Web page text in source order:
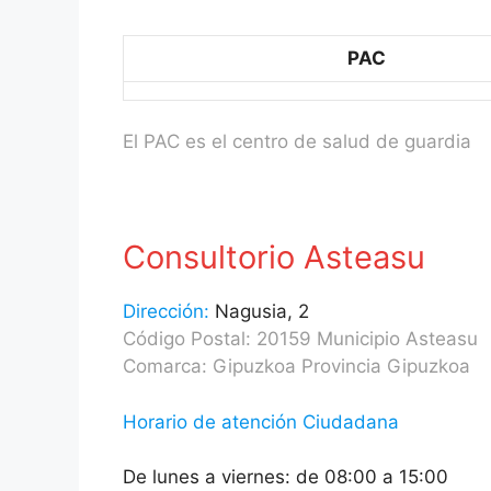
PAC
El PAC es el centro de salud de guardia
Consultorio Asteasu
Dirección: Nagusia, 2
Código Postal: 20159 Municipio Asteasu
Comarca: Gipuzkoa Provincia Gipuzkoa
Horario de atención Ciudadana
De lunes a viernes: de 08:00 a 15:00